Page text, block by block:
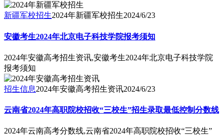
新疆军校招生2024年新疆军校招生2024/6/23
安徽考生2024年北京电子科技学院报考须知
2024年安徽高考招生资讯,安徽考生2024年北京电子科技学院
报考须知
招生信息2024年安徽高考招生资讯2024/6/23
云南省2024年高职院校招收“三校生”招生录取最低控制分数线
2024年云南高考分数线,云南省2024年高职院校招收“三校生”